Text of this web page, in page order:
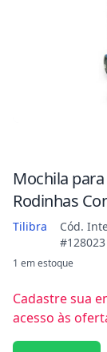
Mochila
Rodinhas
Tilibra
Cód.
#128023
1 em estoque
Cadastre sua
acesso às